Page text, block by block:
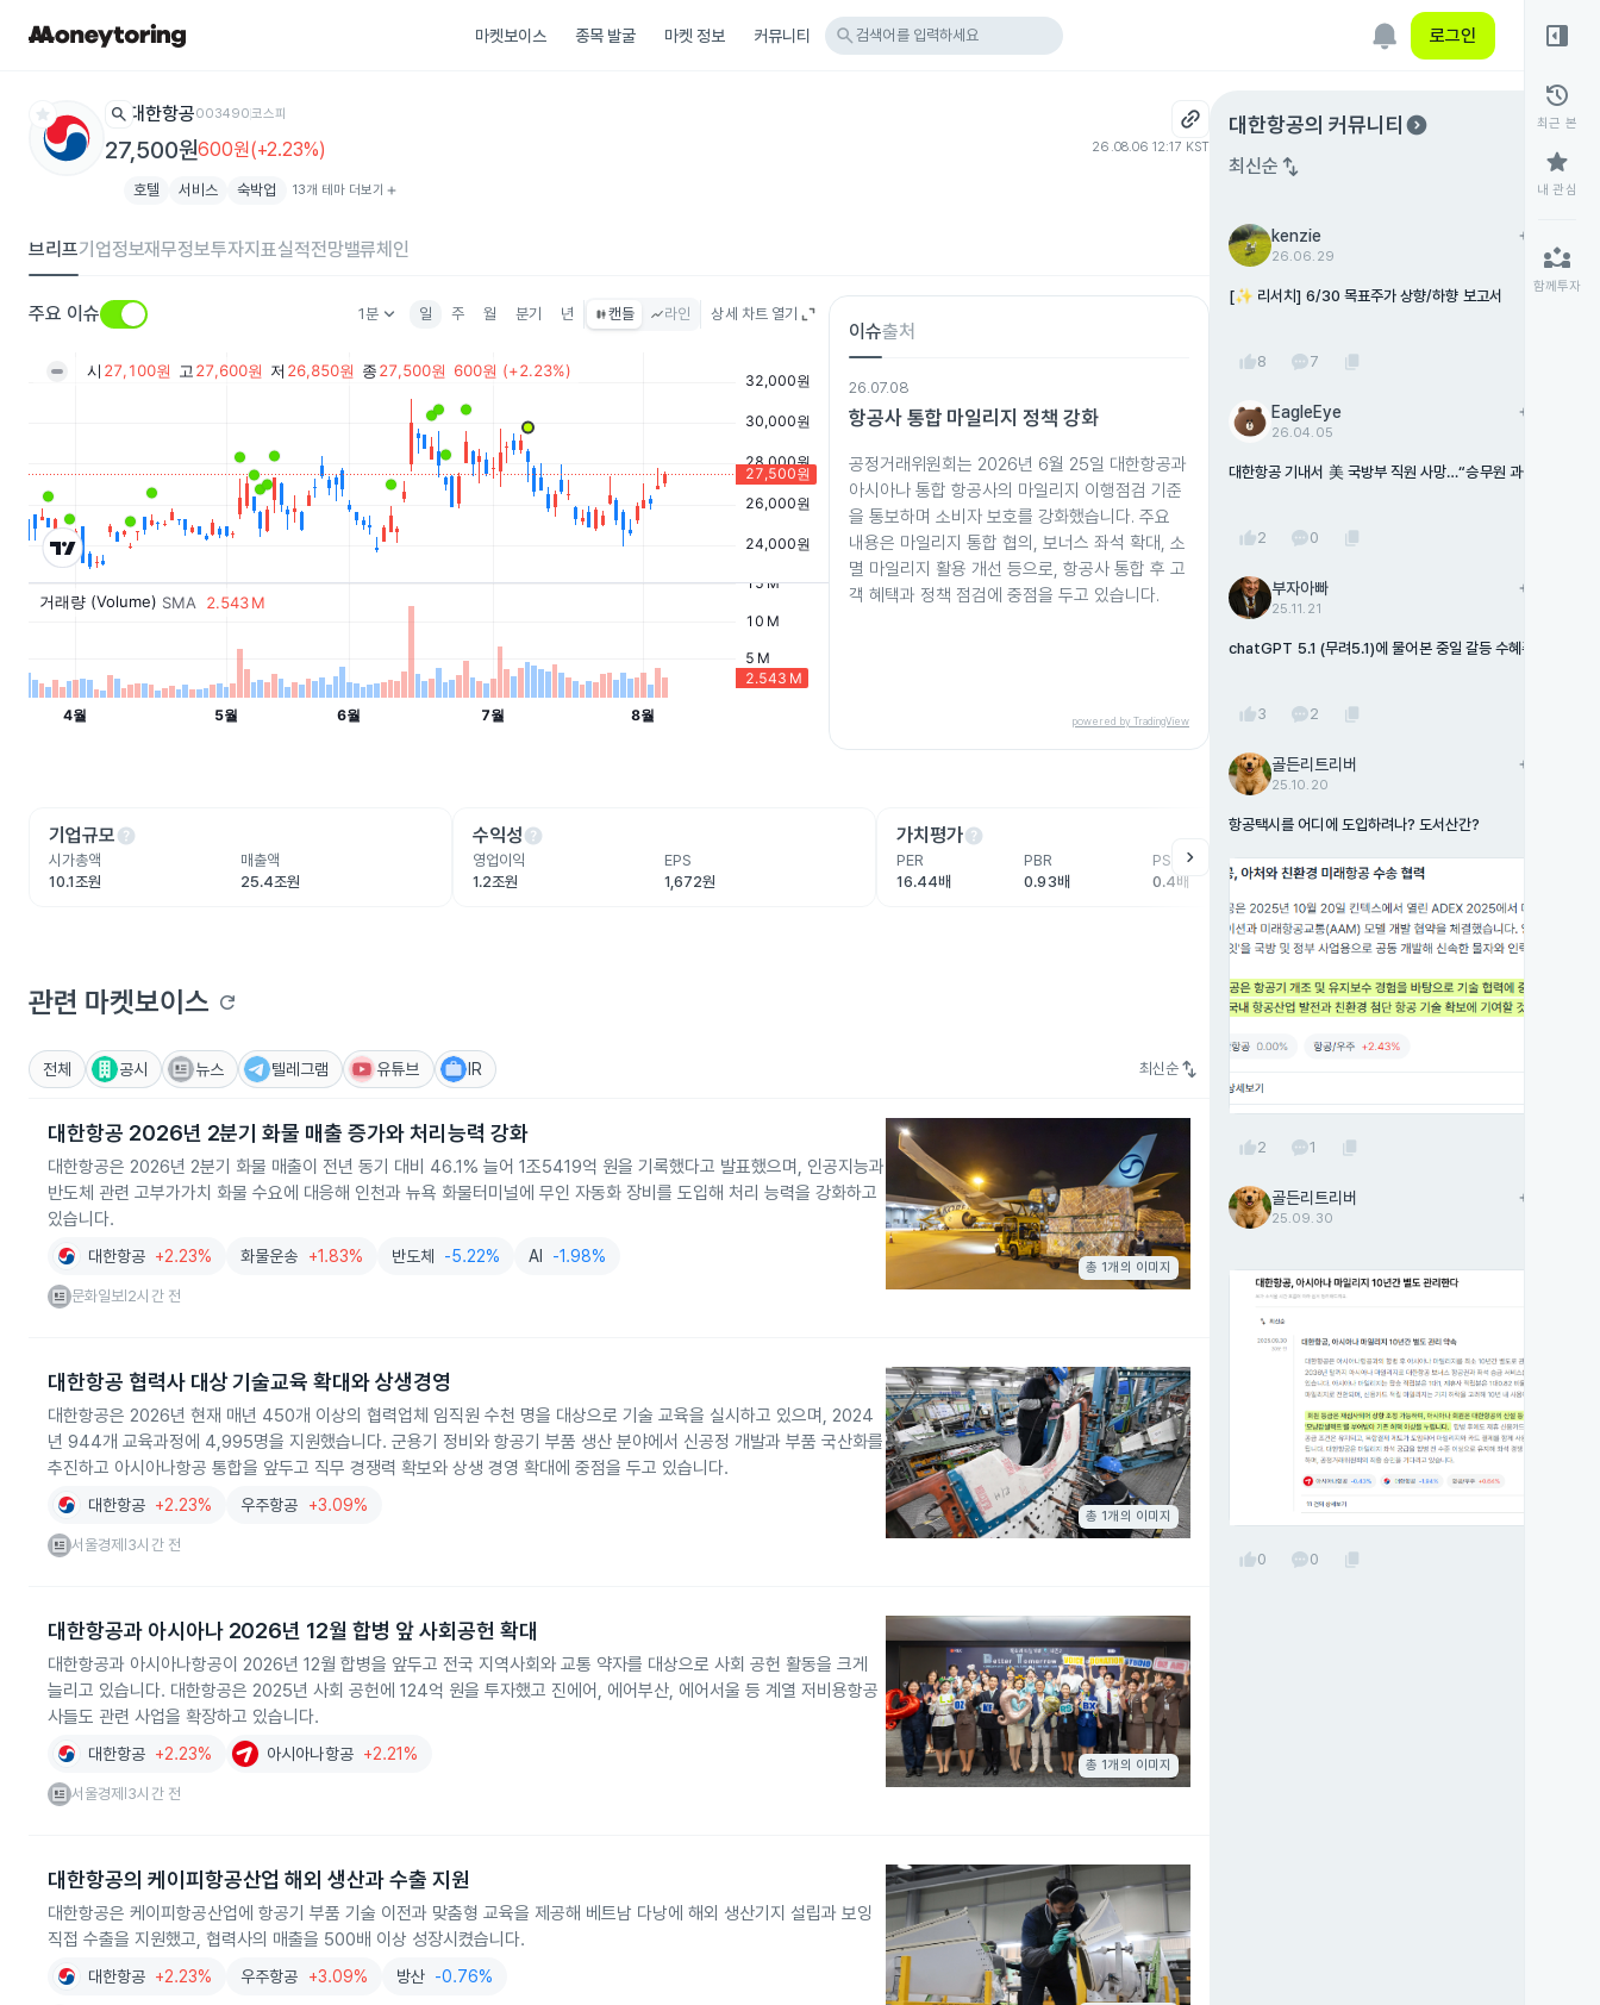
마켓보이스 종목 발굴 마켓 정보 커뮤니티 search 검색어를 입력하세요 로그인
star search 대한항공003490코스피
27,500원600원(+2.23%) 26.08.06 12:17 KST
호텔 서비스 숙박업 13개 테마 더보기 add
브리프기업정보재무정보투자지표실적전망밸류체인
주요 이슈 1분keyboard_arrow_down 일 주 월 분기 년 캔들 라인 상세 차트 열기
이슈출처
26.07.08
항공사 통합 마일리지 정책 강화
공정거래위원회는 2026년 6월 25일 대한항공과
아시아나 통합 항공사의 마일리지 이행점검 기준
을 통보하며 소비자 보호를 강화했습니다. 주요
내용은 마일리지 통합 협의, 보너스 좌석 확대, 소
멸 마일리지 활용 개선 등으로, 항공사 통합 후 고
객 혜택과 정책 점검에 중점을 두고 있습니다.
powered by TradingView
기업규모help
시가총액
10.1조원
매출액
25.4조원
수익성help
영업이익
1.2조원
EPS
1,672원
가치평가help
PER
16.44배
PBR
0.93배
PSR
0.4배
매매동향help
외국인
538,714주
기관
chevron_right
관련 마켓보이스 refresh
전체 공시 뉴스 텔레그램 유튜브 IR 최신순 swap_vert
대한항공 2026년 2분기 화물 매출 증가와 처리능력 강화
대한항공은 2026년 2분기 화물 매출이 전년 동기 대비 46.1% 늘어 1조5419억 원을 기록했다고 발표했으며, 인공지능과
반도체 관련 고부가가치 화물 수요에 대응해 인천과 뉴욕 화물터미널에 무인 자동화 장비를 도입해 처리 능력을 강화하고
있습니다.
대한항공 +2.23% 화물운송 +1.83% 반도체 -5.22% AI -1.98%
문화일보 2시간 전
총 1개의 이미지
대한항공 협력사 대상 기술교육 확대와 상생경영
대한항공은 2026년 현재 매년 450개 이상의 협력업체 임직원 수천 명을 대상으로 기술 교육을 실시하고 있으며, 2024
년 944개 교육과정에 4,995명을 지원했습니다. 군용기 정비와 항공기 부품 생산 분야에서 신공정 개발과 부품 국산화를
추진하고 아시아나항공 통합을 앞두고 직무 경쟁력 확보와 상생 경영 확대에 중점을 두고 있습니다.
대한항공 +2.23% 우주항공 +3.09%
서울경제 3시간 전
총 1개의 이미지
대한항공과 아시아나 2026년 12월 합병 앞 사회공헌 확대
대한항공과 아시아나항공이 2026년 12월 합병을 앞두고 전국 지역사회와 교통 약자를 대상으로 사회 공헌 활동을 크게
늘리고 있습니다. 대한항공은 2025년 사회 공헌에 124억 원을 투자했고 진에어, 에어부산, 에어서울 등 계열 저비용항공
사들도 관련 사업을 확장하고 있습니다.
대한항공 +2.23% 아시아나항공 +2.21%
서울경제 3시간 전
총 1개의 이미지
대한항공의 케이피항공산업 해외 생산과 수출 지원
대한항공은 케이피항공산업에 항공기 부품 기술 이전과 맞춤형 교육을 제공해 베트남 다낭에 해외 생산기지 설립과 보잉
직접 수출을 지원했고, 협력사의 매출을 500배 이상 성장시켰습니다.
대한항공 +2.23% 우주항공 +3.09% 방산 -0.76%
대한항공의 커뮤니티 expand_circle_right
최신순 swap_vert
kenzie
26.06.29
add
[✨ 리서치] 6/30 목표주가 상향/하향 보고서
thumb_up8 7 content_copy
EagleEye
26.04.05
add
대한항공 기내서 美 국방부 직원 사망…“승무원 과실” 유
thumb_up2 0 content_copy
부자아빠
25.11.21
add
chatGPT 5.1 (무려5.1)에 물어본 중일 갈등 수혜주
thumb_up3 2 content_copy
골든리트리버
25.10.20
add
항공택시를 어디에 도입하려나? 도서산간?
thumb_up2 1 content_copy
골든리트리버
25.09.30
add
thumb_up0 0 content_copy
right_panel_open
history
최근 본
star
내 관심
partner_exchange
함께투자